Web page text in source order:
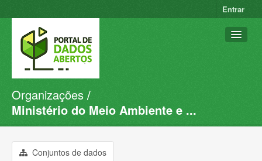
Entrar
Conjuntos de dados
Organizações
Sobre
Organizações
Ministério do Meio Ambiente e ...
Conjuntos de dados